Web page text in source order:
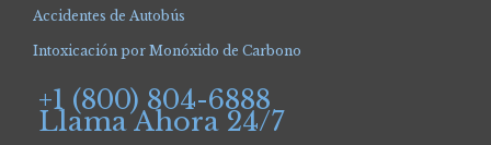
Accidentes de Autobús
Intoxicación por Monóxido de Carbono
+1 (800) 804-6888
Llama Ahora 24/7